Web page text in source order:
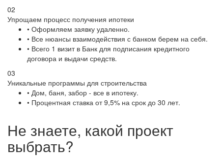
02
Упрощаем процесс получения ипотеки
• Оформляем заявку удаленно.
• Все нюансы взаимодействия с банком берем на себя.
• Всего 1 визит в Банк для подписания кредитного
договора и выдачи средств.
03
Уникальные программы для строительства
• Дом, баня, забор - все в ипотеку.
• Процентная ставка от 9,5% на срок до 30 лет.
Не знаете, какой проект
выбрать?